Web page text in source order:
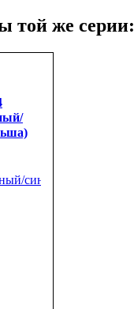
той же серии:
синий